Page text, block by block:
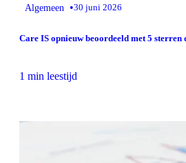
Algemeen •30 juni 2026
Care IS opnieuw beoordeeld met 5
1 min leestijd